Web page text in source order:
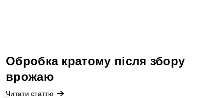
Обробка кратому після збору
врожаю
Читати статтю